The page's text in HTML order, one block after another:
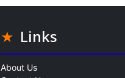
Links
About Us